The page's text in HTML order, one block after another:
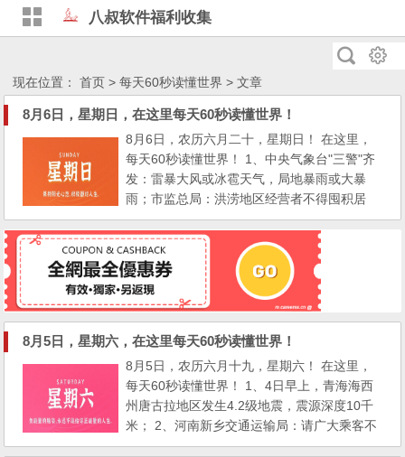
八叔软件福利收集
现在位置：首页 >每天60秒读懂世界 > 文章
8月6日，星期日，在这里每天60秒读懂世界！
8月6日，农历六月二十，星期日！ 在这里，
每天60秒读懂世界！ 1、中央气象台"三警"齐
发：雷暴大风或冰雹天气，局地暴雨或大暴
雨；市监总局：洪涝地区经营者不得囤积居
奇、串通涨价； 2、河南：发布强对流蓝色预
警，将迎新一轮强降雨，局部将出现11-12级
雷暴大风；河北：本轮强降雨，已致全省逾22
2万人受灾，保定市累计因灾死亡10人，失联
18人； 3、广西发布山洪灾害气象预警：至6
8月5日，星期六，在这里每天60秒读懂世界！
8月5日，农历六月十九，星期六！ 在这里，
每天60秒读懂世界！ 1、4日早上，青海海西
州唐古拉地区发生4.2级地震，震源深度10千
米； 2、河南新乡交通运输局：请广大乘客不
要通过高德平台预约巡游出租车，存在未申请